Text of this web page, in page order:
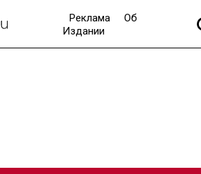
Реклама
Об
Издании